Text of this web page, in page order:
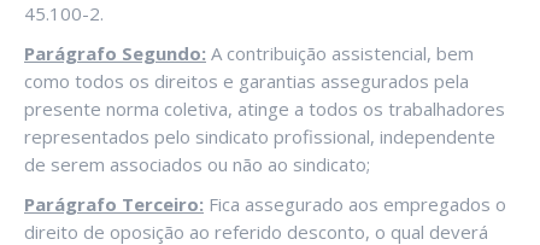
45.100-2.
Parágrafo Segundo: A contribuição assistencial, bem
como todos os direitos e garantias assegurados pela
presente norma coletiva, atinge a todos os trabalhadores
representados pelo sindicato profissional, independente
de serem associados ou não ao sindicato;
Parágrafo Terceiro: Fica assegurado aos empregados o
direito de oposição ao referido desconto, o qual deverá